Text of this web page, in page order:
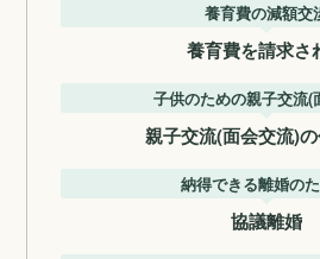
養育費の減額交
養育費を請求さ
子供のための親子交流(
親子交流(面会交流)
納得できる離婚の
協議離婚